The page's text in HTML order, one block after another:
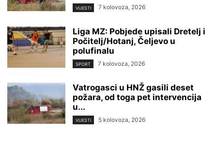
VIJESTI 7 kolovoza, 2026
Liga MZ: Pobjede upisali Dretelj i
Počitelj/Hotanj, Čeljevo u
polufinalu
SPORT 7 kolovoza, 2026
Vatrogasci u HNŽ gasili deset
požara, od toga pet intervencija
u...
VIJESTI 5 kolovoza, 2026